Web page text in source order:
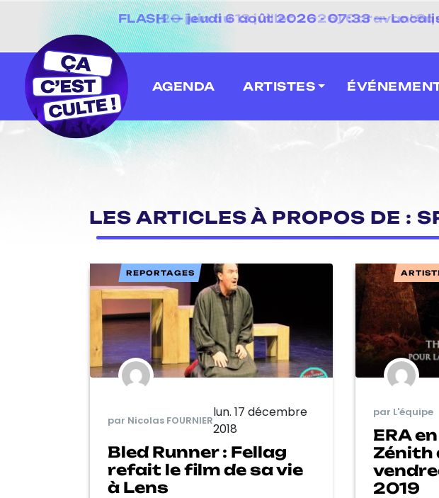
[20 juin au 13 juillet 2026] Caravan'
AGENDA ARTISTES
LES ARTICLES À PROPOS DE :
REPORTAGES
par Nicolas FOURNIER
lun. 17 décembre
2018
Bled Runner : Fellag
refait le film de sa vie
à Lens
par L'équipe
ERA
Zénith
2019